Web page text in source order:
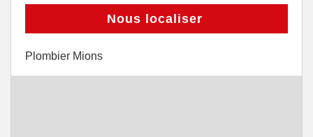
Nous localiser
Plombier Mions